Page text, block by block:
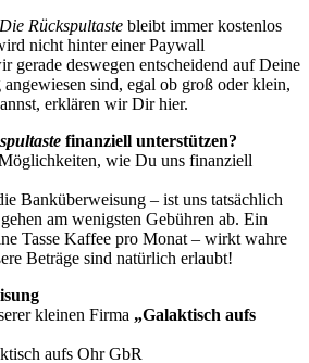
Die Rückspultaste bleibt immer kostenlos
nicht hinter einer Paywall
gerade deswegen entscheidend auf Deine
sind, egal ob groß oder klein,
erklären wir Dir hier.
finanziell unterstützen?
wie Du uns finanziell
Banküberweisung – ist uns tatsächlich
am wenigsten Gebühren ab. Ein
Tasse Kaffee pro Monat – wirkt wahre
Beträge sind natürlich erlaubt!
kleinen Firma „Galaktisch aufs
aufs Ohr GbR